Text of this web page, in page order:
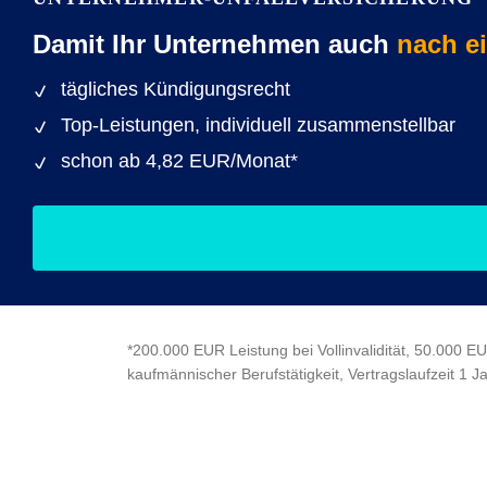
Damit Ihr Unternehmen auch nach
tägliches Kündigungsrecht
Top-Leistungen, individuell zusammenstellbar
schon ab 4,82 EUR/Monat*
*200.000 EUR Leistung bei Vollinvalidität, 50.000
kaufmännischer Berufstätigkeit, Vertragslaufzeit 1